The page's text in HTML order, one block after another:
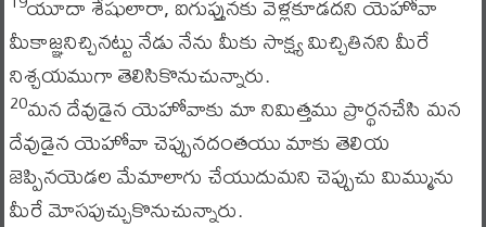
మీకాజ్ఞనిచ్చినట్టు నేడు నేను మీకు సాక్ష్య మిచ్చితినని మీరే
నిశ్చయముగా తెలిసికొనుచున్నారు.
20మన దేవుడైన యెహోవాకు మా నిమిత్తము ప్రార్థనచేసి మన
దేవుడైన యెహోవా చెప్పునదంతయు మాకు తెలియ
జెప్పినయెడల మేమాలాగు చేయుదుమని చెప్పుచు మిమ్మును
మీరే మోసపుచ్చుకొనుచున్నారు.